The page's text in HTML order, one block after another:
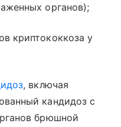
органов);
криптококкоза у
, включая
кандидоз с
брюшной